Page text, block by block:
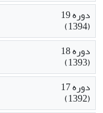
دوره 19
(1394)
دوره 18
(1393)
دوره 17
(1392)